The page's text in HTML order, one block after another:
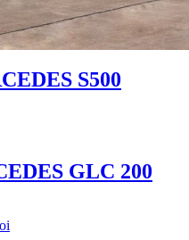
S500
GLC 200